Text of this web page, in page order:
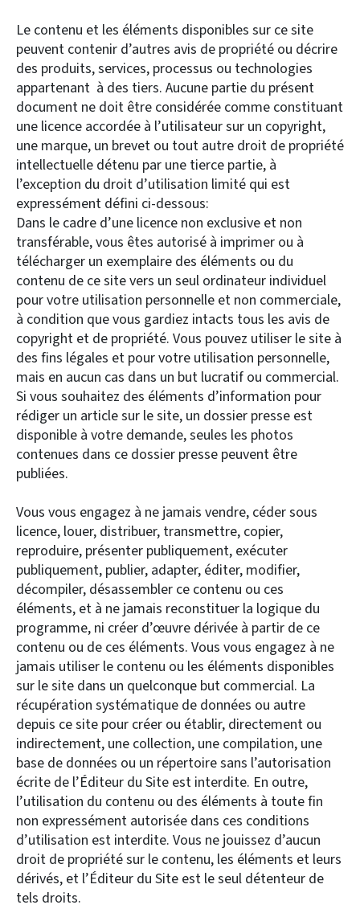
Le contenu et les éléments disponibles sur ce site
peuvent contenir d’autres avis de propriété ou décrire
des produits, services, processus ou technologies
appartenant à des tiers. Aucune partie du présent
document ne doit être considérée comme constituant
une licence accordée à l’utilisateur sur un copyright,
une marque, un brevet ou tout autre droit de propriété
intellectuelle détenu par une tierce partie, à
l’exception du droit d’utilisation limité qui est
expressément défini ci-dessous:
Dans le cadre d’une licence non exclusive et non
transférable, vous êtes autorisé à imprimer ou à
télécharger un exemplaire des éléments ou du
contenu de ce site vers un seul ordinateur individuel
pour votre utilisation personnelle et non commerciale,
à condition que vous gardiez intacts tous les avis de
copyright et de propriété. Vous pouvez utiliser le site à
des fins légales et pour votre utilisation personnelle,
mais en aucun cas dans un but lucratif ou commercial.
Si vous souhaitez des éléments d’information pour
rédiger un article sur le site, un dossier presse est
disponible à votre demande, seules les photos
contenues dans ce dossier presse peuvent être
publiées.
Vous vous engagez à ne jamais vendre, céder sous
licence, louer, distribuer, transmettre, copier,
reproduire, présenter publiquement, exécuter
publiquement, publier, adapter, éditer, modifier,
décompiler, désassembler ce contenu ou ces
éléments, et à ne jamais reconstituer la logique du
programme, ni créer d’œuvre dérivée à partir de ce
contenu ou de ces éléments. Vous vous engagez à ne
jamais utiliser le contenu ou les éléments disponibles
sur le site dans un quelconque but commercial. La
récupération systématique de données ou autre
depuis ce site pour créer ou établir, directement ou
indirectement, une collection, une compilation, une
base de données ou un répertoire sans l’autorisation
écrite de l’Éditeur du Site est interdite. En outre,
l’utilisation du contenu ou des éléments à toute fin
non expressément autorisée dans ces conditions
d’utilisation est interdite. Vous ne jouissez d’aucun
droit de propriété sur le contenu, les éléments et leurs
dérivés, et l’Éditeur du Site est le seul détenteur de
tels droits.